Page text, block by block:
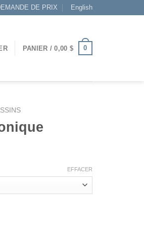
DE PRIX English
PANIER /0,00 $ 0
EFFACER